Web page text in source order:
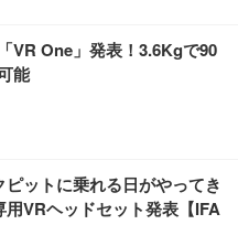
VR One」発表！3.6Kgで90
能
ピットに乗れる日がやってき
用VRヘッドセット発表【IFA